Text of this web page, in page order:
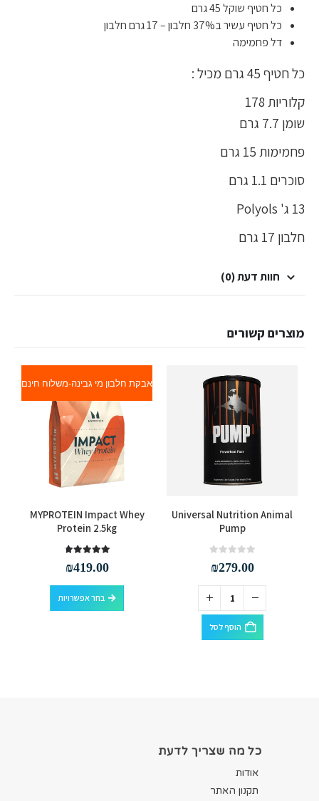
כל חטיף שוקל 45 גרם
כל חטיף עשיר ב37% חלבון – 17 גרם חלבון
דל פחמימה
כל חטיף 45 גרם מכיל :
קלוריות 178
שומן 7.7 גרם
פחמימות 15 גרם
סוכרים 1.1 גרם
13 ג' Polyols
חלבון 17 גרם
חוות דעת (0)
מוצרים קשורים
Universal Nutrition Animal
Pump
₪279.00
הוסף לסל
אבקת חלבון מי גבינה-משלוח חינם
MYPROTEIN Impact Whey
Protein 2.5kg
₪419.00
בחר אפשרויות
למוצר זה יש מספר סוגים. ניתן לבחור את האפשרויות בעמוד המוצר
כל מה שצריך לדעת
אודות
תקנון האתר